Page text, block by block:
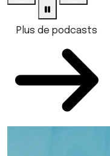
Plus de podcasts